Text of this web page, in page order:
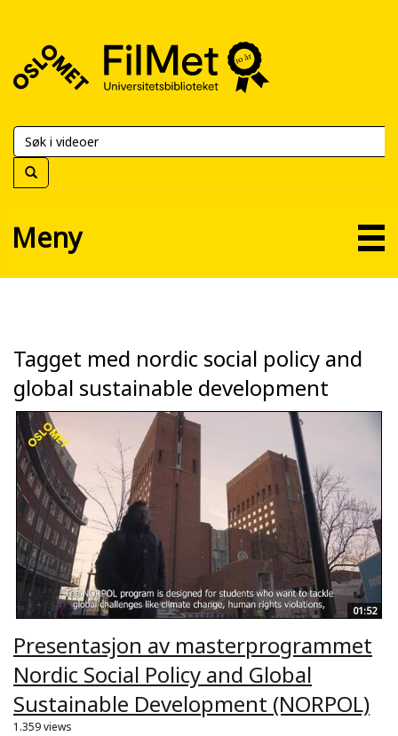
FilMet
Universitetsbiblioteket
Meny
Tagget med nordic social policy and
global sustainable development
01:52
Presentasjon av masterprogrammet
Nordic Social Policy and Global
Sustainable Development (NORPOL)
1.359 views